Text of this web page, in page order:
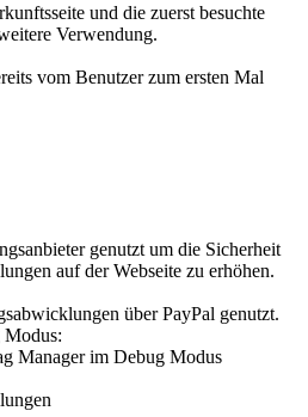
und die zuerst besuchte
Verwendung.
vom Benutzer zum ersten Mal
genutzt um die Sicherheit
auf der Webseite zu erhöhen.
über PayPal genutzt.
Modus:
Manager im Debug Modus